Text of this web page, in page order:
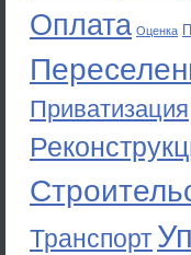
Оплата Оценка
Приватизация
Транспорт